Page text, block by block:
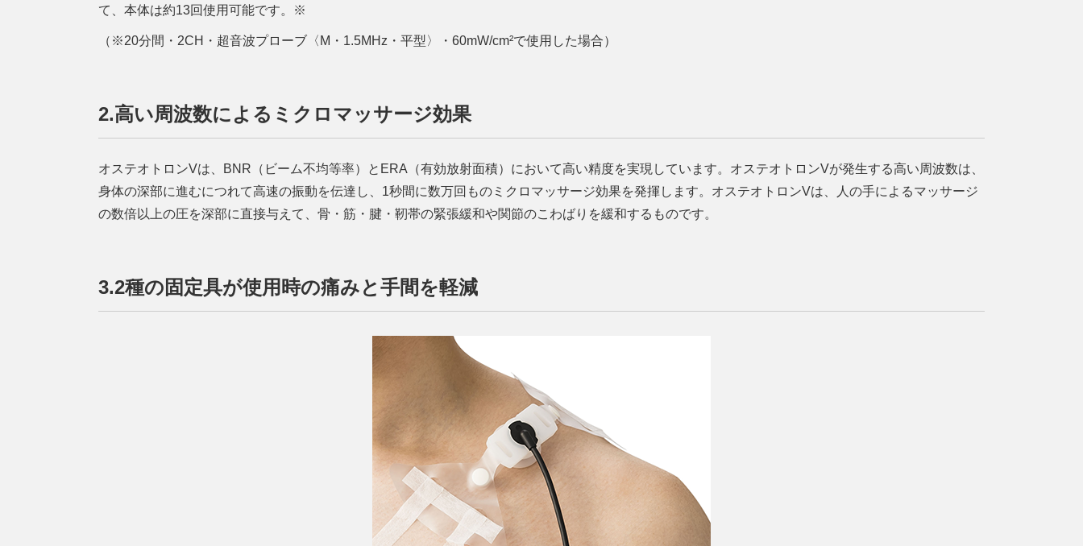
て、本体は約13回使用可能です。※
（※20分間・2CH・超音波プローブ〈M・1.5MHz・平型〉・60mW/cm²で使用した場合）
2.高い周波数によるミクロマッサージ効果
オステオトロンVは、BNR（ビーム不均等率）とERA（有効放射面積）において高い精度を実現しています。オステオトロンVが発生する高い周波数は、
身体の深部に進むにつれて高速の振動を伝達し、1秒間に数万回ものミクロマッサージ効果を発揮します。オステオトロンVは、人の手によるマッサージ
の数倍以上の圧を深部に直接与えて、骨・筋・腱・靭帯の緊張緩和や関節のこわばりを緩和するものです。
3.2種の固定具が使用時の痛みと手間を軽減